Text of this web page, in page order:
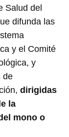
Salud del
difunda las
y el Comité
y
de
dirigidas
la
mono o